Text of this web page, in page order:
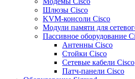
Шлюзы Cisco
KVM-консоли Cisco
Модули памяти для
Пассивное оборудование
Антенны Cisco
Стойки Cisco
Сетевые кабели Cisco
Патч-панели Cisco